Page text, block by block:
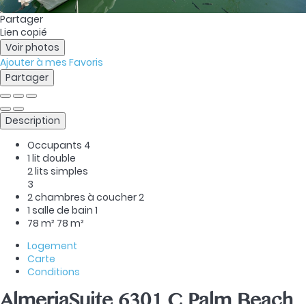
Partager
Lien copié
Voir photos
Ajouter à mes Favoris
Partager
Description
Occupants 4
1 lit double
2 lits simples
3
2 chambres à coucher2
1 salle de bain 1
78 m² 78 m²
Logement
Carte
Conditions